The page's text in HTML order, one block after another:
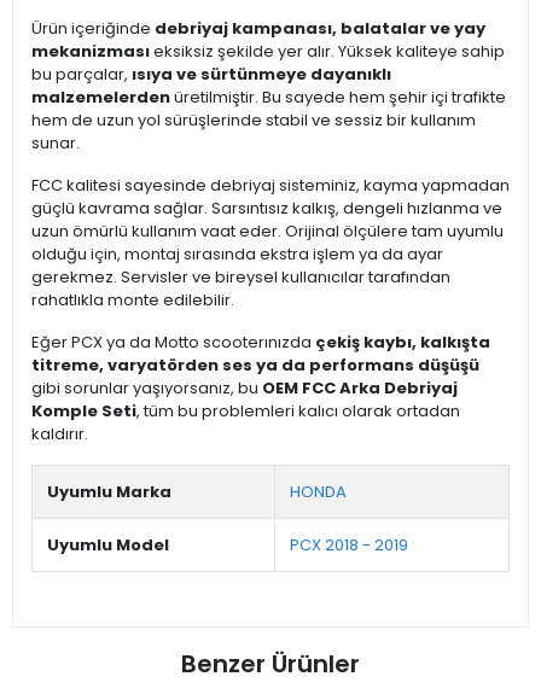
Ürün içeriğinde debriyaj kampanası, balatalar ve yay
mekanizmasıeksiksiz şekilde yer alır. Yüksek kaliteye sahip
bu parçalar, ısıya ve sürtünmeye dayanıklı
malzemelerdenüretilmiştir. Bu sayede hem şehir içi trafikte
hem de uzun yol sürüşlerinde stabil ve sessiz bir kullanım
sunar.
FCC kalitesi sayesinde debriyaj sisteminiz, kayma yapmadan
güçlü kavrama sağlar. Sarsıntısız kalkış, dengeli hızlanma ve
uzun ömürlü kullanım vaat eder. Orijinal ölçülere tam uyumlu
olduğu için, montaj sırasında ekstra işlem ya da ayar
gerekmez. Servisler ve bireysel kullanıcılar tarafından
rahatlıkla monte edilebilir.
Eğer PCX ya da Motto scooterınızda çekiş kaybı, kalkışta
titreme, varyatörden ses ya da performans düşüşü
gibi sorunlar yaşıyorsanız, bu OEM FCC Arka Debriyaj
Komple Seti, tüm bu problemleri kalıcı olarak ortadan
kaldırır.
Uyumlu Marka HONDA
Uyumlu Model PCX 2018 - 2019
Benzer Ürünler